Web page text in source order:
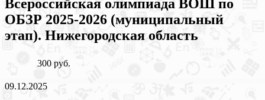
Всероссийская олимпиада ВОШ по
ОБЗР 2025-2026 (муниципальный
этап). Нижегородская область
300 руб.
09.12.2025